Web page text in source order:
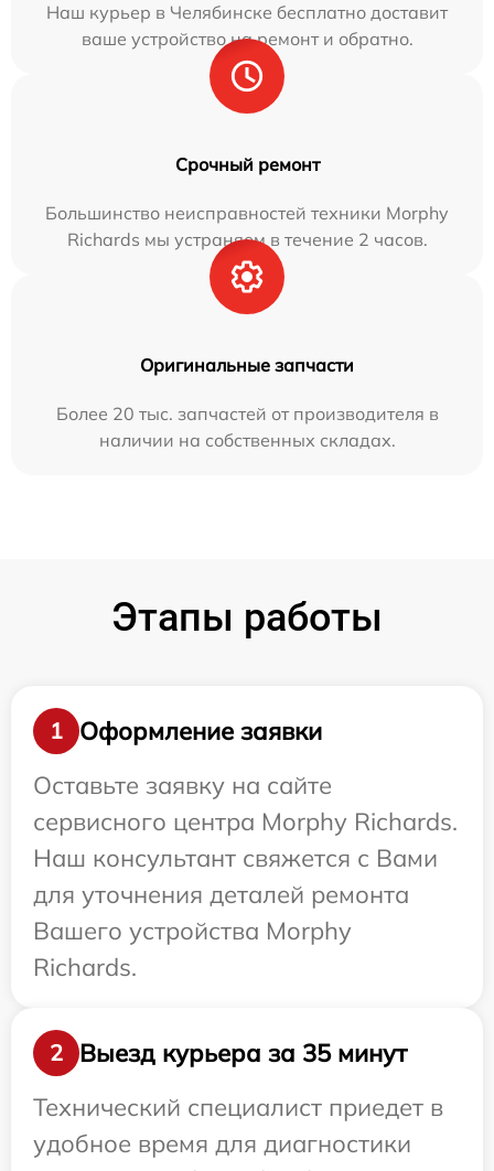
Наш курьер в Челябинске бесплатно доставит
ваше устройство на ремонт и обратно.
Срочный ремонт
Большинство неисправностей техники Morphy
Richards мы устраняем в течение 2 часов.
Оригинальные запчасти
Более 20 тыс. запчастей от производителя в
наличии на собственных складах.
Этапы работы
1
Оформление заявки
Оставьте заявку на сайте
сервисного центра Morphy Richards.
Наш консультант свяжется с Вами
для уточнения деталей ремонта
Вашего устройства Morphy
Richards.
2
Выезд курьера за 35 минут
Технический специалист приедет в
удобное время для диагностики